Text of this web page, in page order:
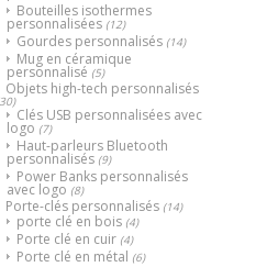
Bouteilles isothermes
personnalisées (12)
Gourdes personnalisés (14)
Mug en céramique
personnalisé (5)
Objets high-tech personnalisés
Clés USB personnalisées avec
logo (7)
Haut-parleurs Bluetooth
personnalisés (9)
Power Banks personnalisés
avec logo (8)
Porte-clés personnalisés (14)
porte clé en bois (4)
Porte clé en cuir (4)
Porte clé en métal (6)